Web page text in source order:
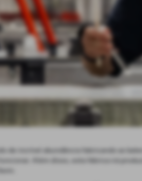
de incrível abundância fabricando as
Além disso, esta fábrica irá